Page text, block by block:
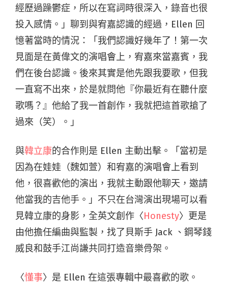
經歷過躁鬱症，所以在寫詞時很深入，錄音也很
投入感情。」聊到與宥嘉認識的經過，Ellen 回
憶著當時的情況：「我們認識好幾年了！第一次
見面是在黃偉文的演唱會上，宥嘉來當嘉賓，我
們在後台認識。後來其實是他先跟我要歌，但我
一直寫不出來，於是就問他『你最近有在聽什麼
歌嗎？』他給了我一首創作，我就把這首歌搶了
過來（笑）。」
與韓立康的合作則是 Ellen 主動出擊。「當初是
因為在娃娃（魏如萱）和宥嘉的演唱會上看到
他，很喜歡他的演出，我就主動跟他聊天，邀請
他當我的吉他手。」不只在台灣演出現場可以看
見韓立康的身影，全英文創作〈Honesty〉更是
由他擔任編曲與監製，找了貝斯手 Jack 、鋼琴錢
威良和鼓手江尚謙共同打造音樂骨架。
〈懂事〉是 Ellen 在這張專輯中最喜歡的歌。